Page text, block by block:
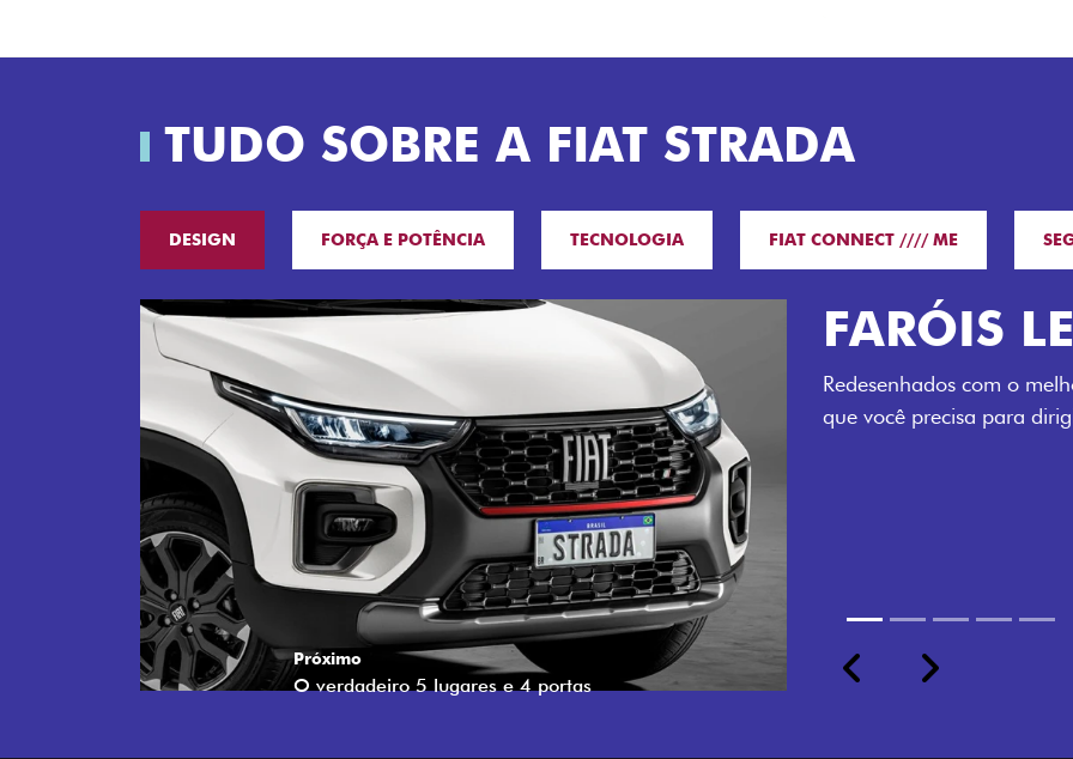
TUDO SOBRE A FIAT STRADA
DESIGN FORÇA E POTÊNCIA TECNOLOGIA FIAT CONNECT //// ME
O
LUGARES
Próximo
Espaço e conforto
PreviousNext